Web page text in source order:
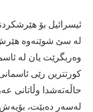
ئیسرائیل بۆ
لە سێ شوێنەوە هێرش
وەربگرێت یان لە
كورتترین رێی
حاڵەتەشدا وڵاتانی
لەسەر دەبێت، بۆیەش